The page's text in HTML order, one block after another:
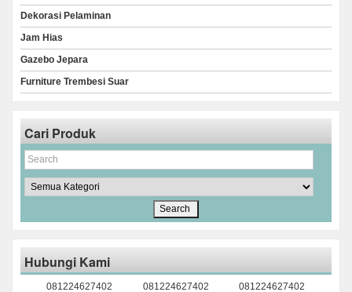
Dekorasi Pelaminan
Jam Hias
Gazebo Jepara
Furniture Trembesi Suar
Cari Produk
Hubungi Kami
081224627402 081224627402
081224627402